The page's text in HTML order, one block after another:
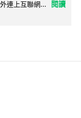
連上互聯網...
閱讀